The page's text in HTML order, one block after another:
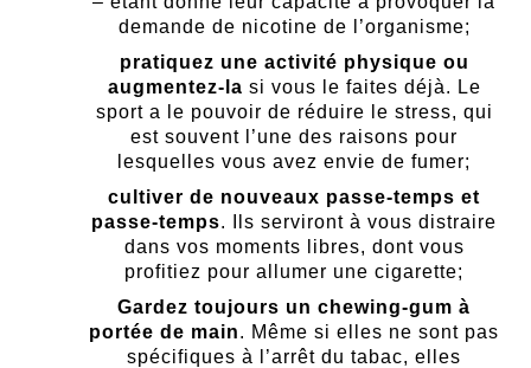
demande de nicotine de l’organisme;
pratiquez une activité physique ou
augmentez-la si vous le faites déjà. Le
sport a le pouvoir de réduire le stress, qui
est souvent l’une des raisons pour
lesquelles vous avez envie de fumer;
cultiver de nouveaux passe-temps et
passe-temps. Ils serviront à vous distraire
dans vos moments libres, dont vous
profitiez pour allumer une cigarette;
Gardez toujours un chewing-gum à
portée de main. Même si elles ne sont pas
spécifiques à l’arrêt du tabac, elles